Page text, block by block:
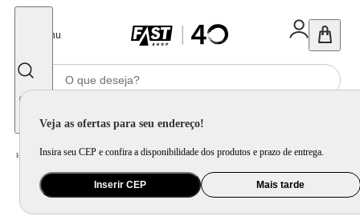
Menu
Veja as ofertas para seu endereço!
Insira seu CEP e confira a disponibilidade dos produtos e prazo de entrega.
Inserir CEP Mais tarde
Home Informática e Games / Periférico / Carregador, HD Externo, Powerbank e Mais